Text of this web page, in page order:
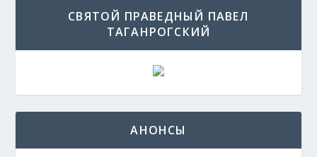
СВЯТОЙ ПРАВЕДНЫЙ ПАВЕЛ
ТАГАНРОГСКИЙ
АНОНСЫ